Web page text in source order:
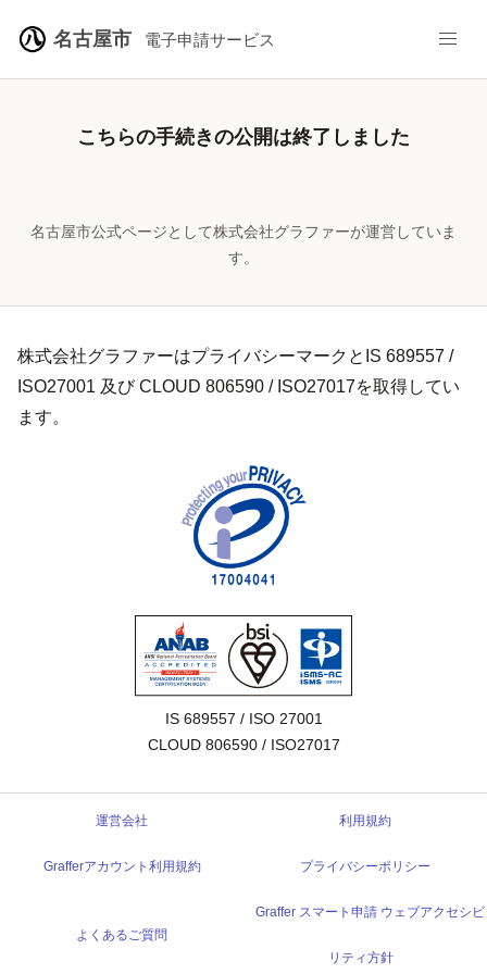
名古屋市 電子申請サービス
こちらの手続きの公開は終了しました
名古屋市公式ページとして株式会社グラファーが運営していま
す。
株式会社グラファーはプライバシーマークとIS 689557 /
ISO27001 及び CLOUD 806590 / ISO27017を取得してい
ます。
IS 689557 / ISO 27001
CLOUD 806590 / ISO27017
運営会社 利用規約
Grafferアカウント利用規約 プライバシーポリシー
よくあるご質問
Graffer スマート申請 ウェブアクセシビ
リティ方針